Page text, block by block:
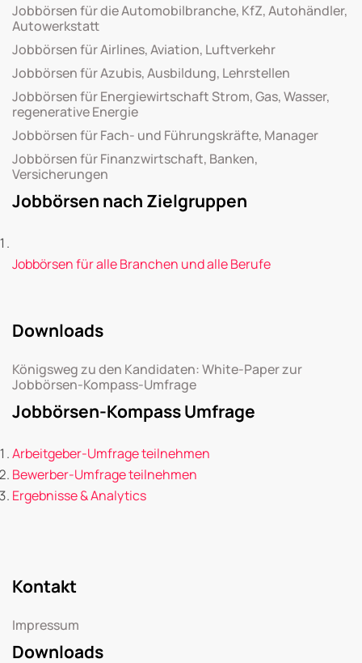
Jobbörsen für die Automobilbranche, KfZ, Autohändler,
Autowerkstatt
Jobbörsen für Airlines, Aviation, Luftverkehr
Jobbörsen für Azubis, Ausbildung, Lehrstellen
Jobbörsen für Energiewirtschaft Strom, Gas, Wasser,
regenerative Energie
Jobbörsen für Fach- und Führungskräfte, Manager
Jobbörsen für Finanzwirtschaft, Banken,
Versicherungen
Jobbörsen nach Zielgruppen
Jobbörsen für alle Branchen und alle Berufe
Downloads
Königsweg zu den Kandidaten: White-Paper zur
Jobbörsen-Kompass-Umfrage
Jobbörsen-Kompass Umfrage
Arbeitgeber-Umfrage teilnehmen
Bewerber-Umfrage teilnehmen
Ergebnisse & Analytics
Kontakt
Impressum
Downloads